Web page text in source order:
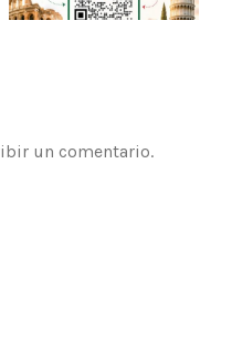
un comentario.